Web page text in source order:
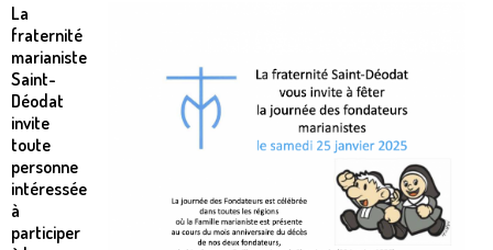
La
fraternité
marianiste
Saint-
Déodat
invite
toute
personne
intéressée
à
participer